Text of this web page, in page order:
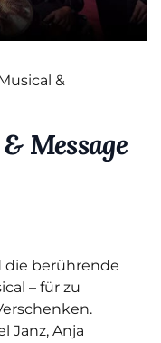
&
Message
die berührende
– für zu
Janz, Anja